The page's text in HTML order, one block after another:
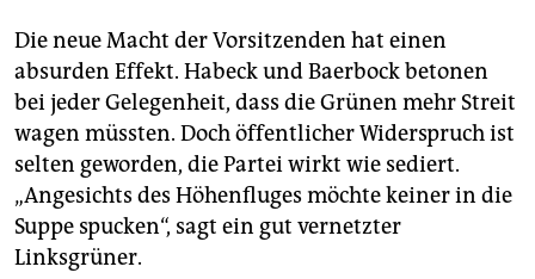
Die neue Macht der Vorsitzenden hat einen
absurden Effekt. Habeck und Baerbock betonen
bei jeder Gelegenheit, dass die Grünen mehr Streit
wagen müssten. Doch öffentlicher Widerspruch ist
selten geworden, die Partei wirkt wie sediert.
„Angesichts des Höhenfluges möchte keiner in die
Suppe spucken“, sagt ein gut vernetzter
Linksgrüner.